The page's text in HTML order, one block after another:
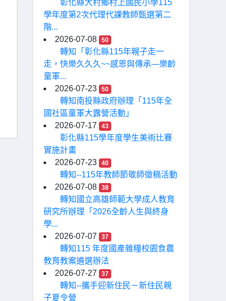
彰化縣大村鄉村上國民小學115
學年度第2次代理代課教師甄選第二
階...
2026-07-08
50
轉知「彰化縣115年親子走一
走，快樂久久久~~感恩與傳承—樂齡
童軍...
2026-07-23
50
轉知南投縣政府辦理「115年全
國社區童軍大露營活動」
2026-07-17
43
彰化縣115學年度學生美術比賽
實施計畫
2026-07-23
40
轉知--115年教師節敬師徵稿活動
2026-07-08
38
轉知國立高雄師範大學成人教育
研究所辦理「2026全齡人生與終身
學...
2026-07-07
37
轉知115 年度國產雜糧校園食農
教育教案遴選辦法
2026-07-27
37
轉知--攜手迎新住民－新住民親
子夏令營